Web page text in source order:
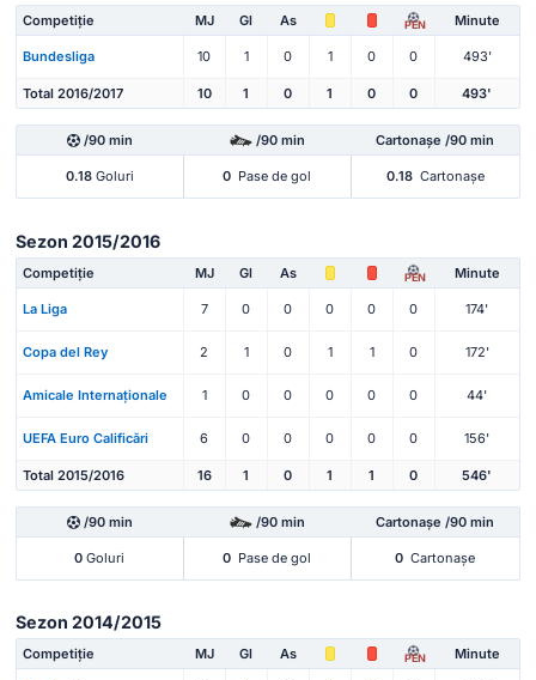
Competiție MJ Gl As PEN Minute
Bundesliga 10 1 0 1 0 0 493'
Total 2016/2017 10 1 0 1 0 0 493'
/90 min /90 min Cartonașe /90 min
0.18Goluri 0 Pase de gol 0.18 Cartonașe
Sezon 2015/2016
Competiție MJ Gl As PEN Minute
La Liga 7 0 0 0 0 0 174'
Copa del Rey 2 1 0 1 1 0 172'
Amicale Internaționale 1 0 0 0 0 0 44'
UEFA Euro Calificări 6 0 0 0 0 0 156'
Total 2015/2016 16 1 0 1 1 0 546'
/90 min /90 min Cartonașe /90 min
0 Goluri 0 Pase de gol 0 Cartonașe
Sezon 2014/2015
Competiție MJ Gl As PEN Minute